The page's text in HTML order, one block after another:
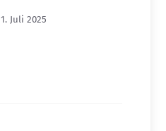
1. Juli 2025